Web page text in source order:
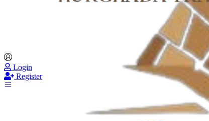
Login
Register